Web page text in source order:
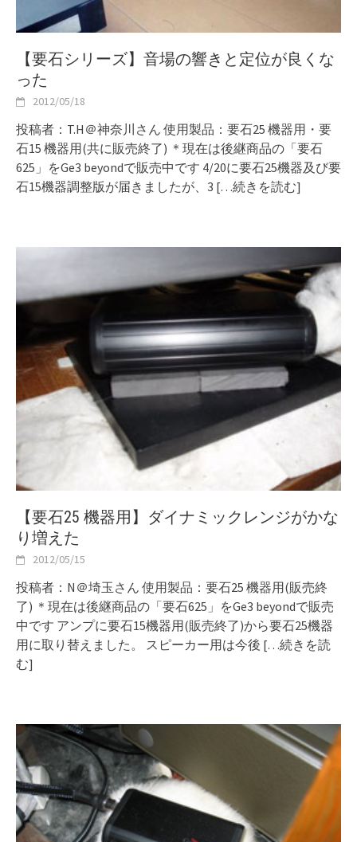
【要石シリーズ】音場の響きと定位が良くな
った
2012/05/18
投稿者：T.H＠神奈川さん 使用製品：要石25 機器用・要
石15 機器用(共に販売終了) ＊現在は後継商品の「要石
625」をGe3 beyondで販売中です 4/20に要石25機器及び要
石15機器調整版が届きましたが、3 […続きを読む]
【要石25 機器用】ダイナミックレンジがかな
り増えた
2012/05/15
投稿者：N＠埼玉さん 使用製品：要石25 機器用(販売終
了) ＊現在は後継商品の「要石625」をGe3 beyondで販売
中です アンプに要石15機器用(販売終了)から要石25機器
用に取り替えました。 スピーカー用は今後 […続きを読
む]